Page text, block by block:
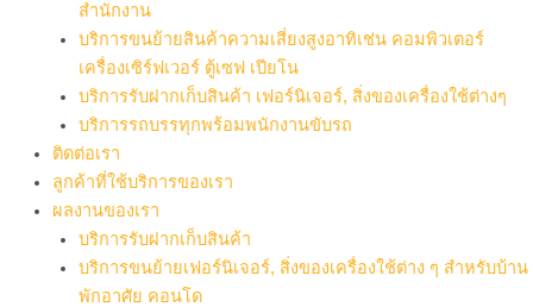
สำนักงาน
บริการขนย้ายสินค้าความเสี่ยงสูงอาทิเช่น คอมพิวเตอร์
เครื่องเซิร์ฟเวอร์ ตู้เซฟ เปียโน
บริการรับฝากเก็บสินค้า เฟอร์นิเจอร์, สิ่งของเครื่องใช้ต่างๆ
บริการรถบรรทุกพร้อมพนักงานขับรถ
ติดต่อเรา
ลูกค้าที่ใช้บริการของเรา
ผลงานของเรา
บริการรับฝากเก็บสินค้า
บริการขนย้ายเฟอร์นิเจอร์, สิ่งของเครื่องใช้ต่าง ๆ สำหรับบ้าน
พักอาศัย คอนโด